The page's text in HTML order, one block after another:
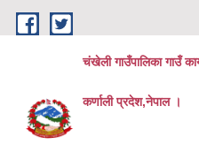
Skip to main content
चंखेली गाउँपालिका गाउँ
कर्णाली प्रदेश,नेपाल ।